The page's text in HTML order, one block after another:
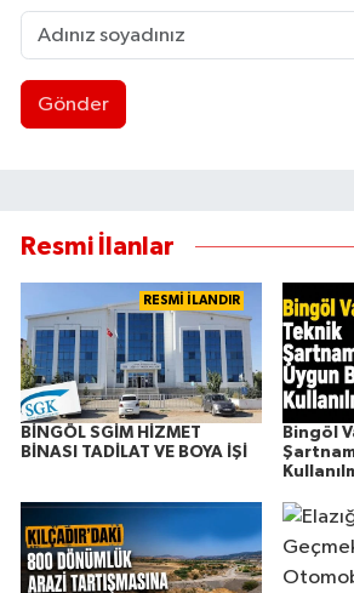
Gönder
Resmi İlanlar
RESMİ İLANDIR
BİNGÖL SGİM HİZMET
BİNASI TADİLAT VE BOYA İŞİ
Bingöl